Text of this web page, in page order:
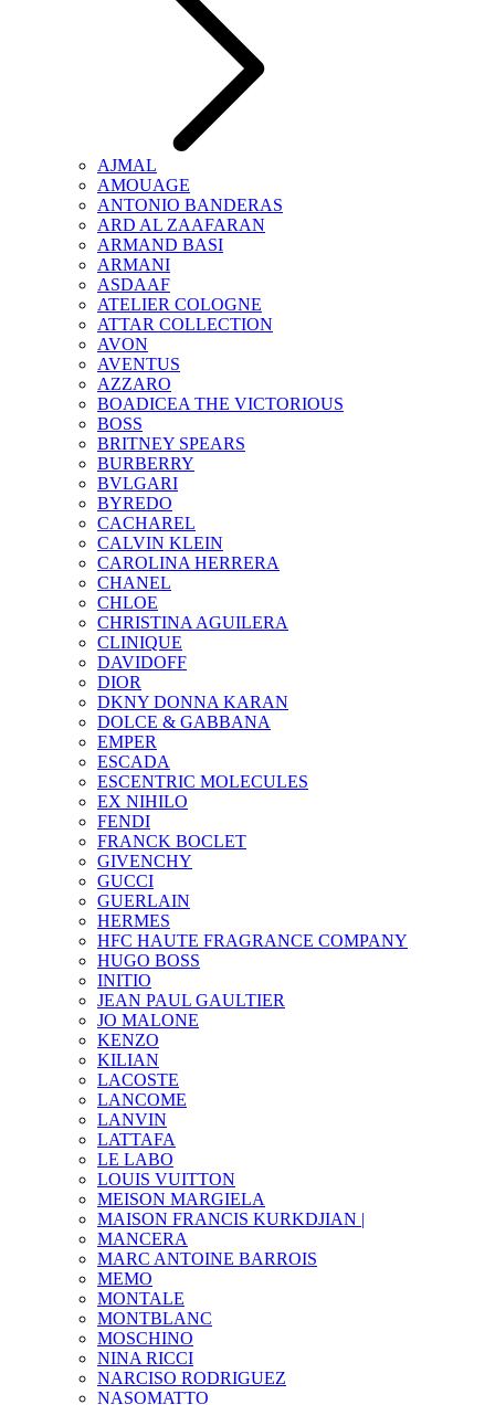
AJMAL
AMOUAGE
ANTONIO BANDERAS
ARD AL ZAAFARAN
ARMAND BASI
ARMANI
ASDAAF
ATELIER COLOGNE
ATTAR COLLECTION
AVON
AVENTUS
AZZARO
BOADICEA THE VICTORIOUS
BOSS
BRITNEY SPEARS
BURBERRY
BVLGARI
BYREDO
CACHAREL
CALVIN KLEIN
CAROLINA HERRERA
CHANEL
CHLOE
CHRISTINA AGUILERA
CLINIQUE
DAVIDOFF
DIOR
DKNY DONNA KARAN
DOLCE & GABBANA
EMPER
ESCADA
ESCENTRIC MOLECULES
EX NIHILO
FENDI
FRANCK BOCLET
GIVENCHY
GUCCI
GUERLAIN
HERMES
HFC HAUTE FRAGRANCE COMPANY
HUGO BOSS
INITIO
JEAN PAUL GAULTIER
JO MALONE
KENZO
KILIAN
LACOSTE
LANCOME
LANVIN
LATTAFA
LE LABO
LOUIS VUITTON
MEISON MARGIELA
MAISON FRANCIS KURKDJIAN |
MANCERA
MARC ANTOINE BARROIS
MEMO
MONTALE
MONTBLANC
MOSCHINO
NINA RICCI
NARCISO RODRIGUEZ
NASOMATTO